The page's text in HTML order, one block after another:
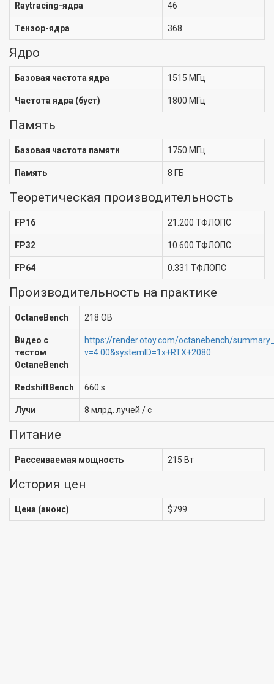
Raytracing-ядра 46
Тензор-ядра 368
Ядро
Базовая частота ядра 1515 МГц
Частота ядра (буст) 1800 МГц
Память
Базовая частота памяти 1750 МГц
Память 8 ГБ
Теоретическая производительность
FP16 21.200 ТФЛОПС
FP32 10.600 ТФЛОПС
FP64 0.331 ТФЛОПС
Производительность на практике
OctaneBench 218 OB
Видео с
тестом
OctaneBench
https://render.otoy.com/octanebench/
v=4.00&systemID=1x+RTX+2080
RedshiftBench 660 s
Лучи 8 млрд. лучей / с
Питание
Рассеиваемая мощность 215 Вт
История цен
Цена (анонс) $799